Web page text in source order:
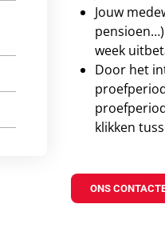
Jouw
week
Door het
klikken
ONS